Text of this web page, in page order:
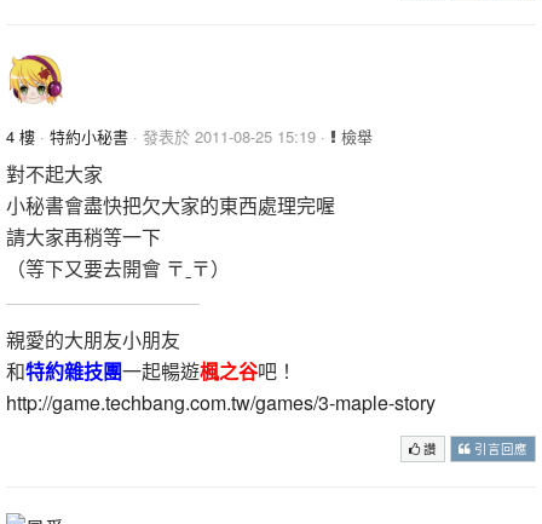
4 樓 · 特約小秘書 · 發表於 2011-08-25 15:19 · 檢舉
對不起大家
小秘書會盡快把欠大家的東西處理完喔
請大家再稍等一下
（等下又要去開會 〒ˍ〒）
親愛的大朋友小朋友
和特約雜技團一起暢遊楓之谷吧！
http://game.techbang.com.tw/games/3-maple-story
讚 引言回應